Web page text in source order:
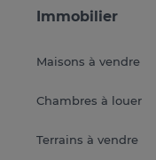
Immobilier
Maisons à vendre
Chambres à louer
Terrains à vendre